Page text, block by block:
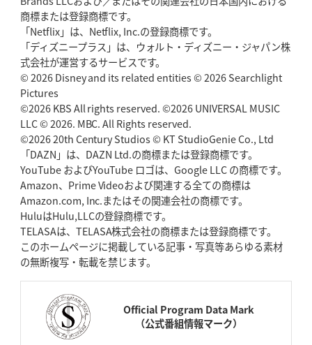
商標または登録商標です。
「Netflix」は、Netflix, Inc.の登録商標です。
「ディズニープラス」は、ウォルト・ディズニー・ジャパン株
式会社が運営するサービスです。
© 2026 Disney and its related entities © 2026 Searchlight
Pictures
©2026 KBS All rights reserved. ©2026 UNIVERSAL MUSIC
LLC © 2026. MBC. All Rights reserved.
©2026 20th Century Studios © KT StudioGenie Co., Ltd
「DAZN」は、DAZN Ltd.の商標または登録商標です。
YouTube およびYouTube ロゴは、Google LLC の商標です。
Amazon、Prime Videoおよび関連する全ての商標は
Amazon.com, Inc.またはその関連会社の商標です。
HuluはHulu,LLCの登録商標です。
TELASAは、TELASA株式会社の商標または登録商標です。
このホームページに掲載している記事・写真等あらゆる素材
の無断複写・転載を禁じます。
Official Program Data Mark
（公式番組情報マーク）